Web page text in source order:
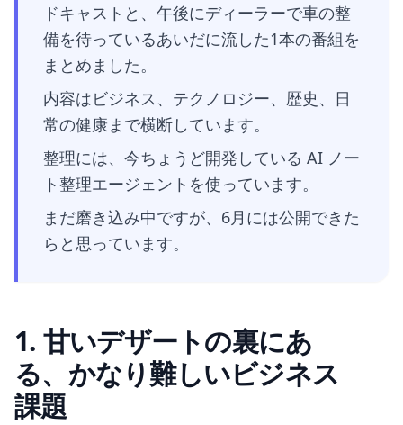
ドキャストと、午後にディーラーで車の整
備を待っているあいだに流した1本の番組を
まとめました。
内容はビジネス、テクノロジー、歴史、日
常の健康まで横断しています。
整理には、今ちょうど開発している AI ノー
ト整理エージェントを使っています。
まだ磨き込み中ですが、6月には公開できた
らと思っています。
1. 甘いデザートの裏にあ
る、かなり難しいビジネス
課題